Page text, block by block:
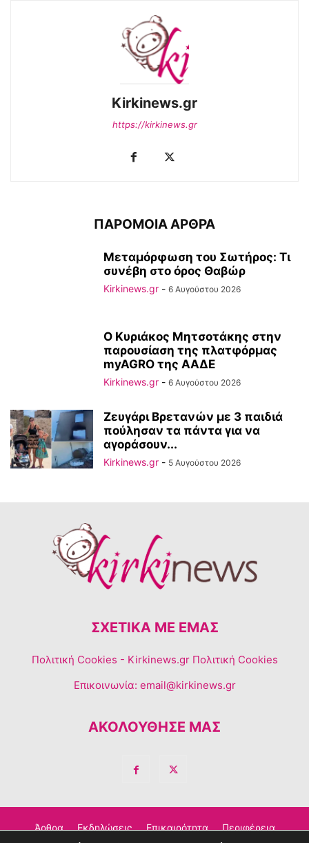
Kirkinews.gr
https://kirkinews.gr
ΠΑΡΟΜΟΙΑ ΑΡΘΡΑ
Μεταμόρφωση του Σωτήρος: Τι
συνέβη στο όρος Θαβώρ
Kirkinews.gr - 6 Αυγούστου 2026
Ο Κυριάκος Μητσοτάκης στην
παρουσίαση της πλατφόρμας
myAGRO της ΑΑΔΕ
Kirkinews.gr - 6 Αυγούστου 2026
Ζευγάρι Βρετανών με 3 παιδιά
πούλησαν τα πάντα για να
αγοράσουν...
Kirkinews.gr - 5 Αυγούστου 2026
ΣΧΕΤΙΚΆ ΜΕ ΕΜΆΣ
Πολιτική Cookies - Kirkinews.gr Πολιτική Cookies
Επικοινωνία: email@kirkinews.gr
ΑΚΟΛΟΥΘΗΣΕ ΜΑΣ
Άρθρα Εκδηλώσεις Επικαιρότητα Περιφέρεια